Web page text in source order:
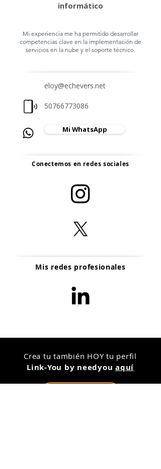
informático
Mi experiencia me ha permitido desarrollar
competencias clave en la implementación de
servicios en la nube y el soporte técnico.
eloy@echevers.net
50766773086
Mi WhatsApp
Conectemos en redes sociales
Mis redes profesionales
Crea tu también HOY tu perfil
Link-You by needyou aquí